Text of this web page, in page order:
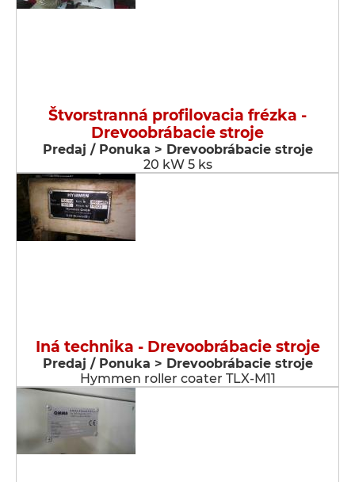
Štvorstranná profilovacia frézka -
Drevoobrábacie stroje
Predaj / Ponuka > Drevoobrábacie stroje
20 kW 5 ks
Iná technika - Drevoobrábacie stroje
Predaj / Ponuka > Drevoobrábacie stroje
Hymmen roller coater TLX-M11